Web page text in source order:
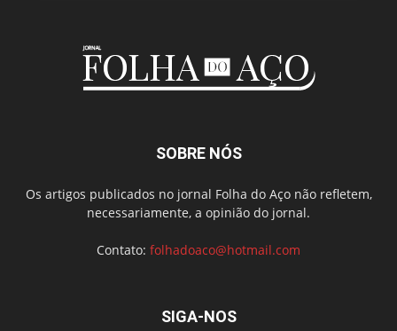
SOBRE NÓS
Os artigos publicados no jornal Folha do Aço não refletem,
necessariamente, a opinião do jornal.
Contato: folhadoaco@hotmail.com
SIGA-NOS